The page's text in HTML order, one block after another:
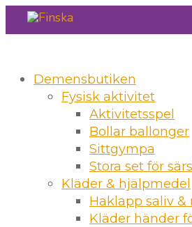
Demensbutiken
Fysisk aktivitet
Aktivitetsspel
Bollar ballonger
Sittgympa
Stora set för
Kläder & hjälpmedel
Haklapp saliv
Kläder händer